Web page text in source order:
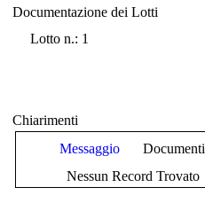
Documentazione dei Lotti
Lotto n.: 1
Chiarimenti
Messaggio
Documenti
Nessun Record Trovato